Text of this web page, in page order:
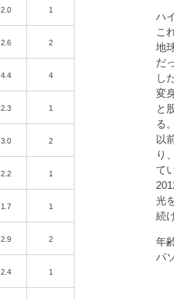
2.0 1
2.6 2
4.4 4
2.3 1
3.0 2
2.2 1
1.7 1
2.9 2
2.4 1
ハ
こ
地
だ
し
変
と
る。
以
り
て
光
続
年
パ